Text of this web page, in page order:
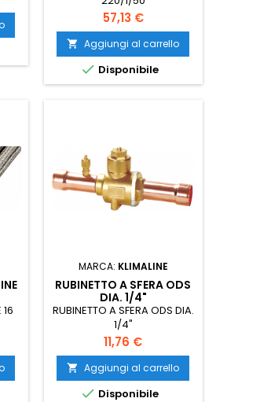
Prezzo
57,13 €
 Aggiungi al carrello
 Disponibile
MARCA: KLIMALINE
RUBINETTO A SFERA ODS
DIA. 1/4"
RUBINETTO A SFERA ODS DIA.
1/4"
Prezzo
11,76 €
 Aggiungi al carrello
 Disponibile